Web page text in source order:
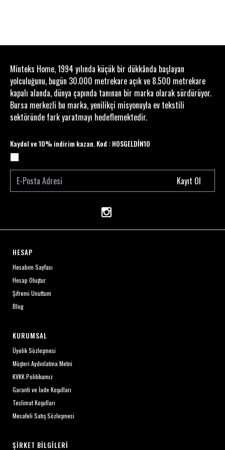
Minteks Home, 1994 yılında küçük bir dükkânda başlayan
yolculuğunu, bugün 30.000 metrekare açık ve 8.500 metrekare
kapalı alanda, dünya çapında tanınan bir marka olarak sürdürüyor.
Bursa merkezli bu marka, yenilikçi misyonuyla ev tekstili
sektöründe fark yaratmayı hedeflemektedir.
Kaydol ve 10% indirim kazan. Kod : HOSGELDİN10
Kayıt Ol
HESAP
Hesabım Sayfası
Hesap Oluştur
Şifremi Unuttum
Blog
KURUMSAL
Üyelik Sözleşmesi
Müşteri Aydınlatma Metni
KVKK Politikamız
Garanti ve İade Koşulları
Teslimat Koşulları
Mesafeli Satış Sözleşmesi
ŞIRKET BILGILERI